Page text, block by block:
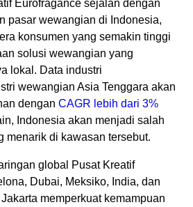
Eurofragance sejalan dengan
pasar wewangian di Indonesia,
konsumen yang semakin tinggi
solusi wewangian yang
lokal. Data industri
wewangian Asia Tenggara akan
dengan CAGR lebih dari 3%
Indonesia akan menjadi salah
menarik di kawasan tersebut.
global Pusat Kreatif
, Dubai, Meksiko, India, dan
Jakarta memperkuat kemampuan